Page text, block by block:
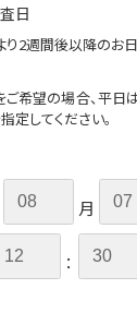
日
2週間後以降のお
希望の場合、平日
定してください。
月
：